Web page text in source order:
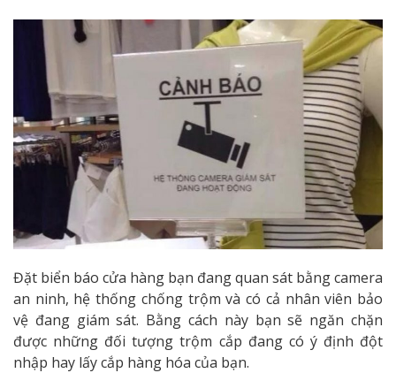
Đặt biển báo cửa hàng bạn đang quan sát bằng camera
an ninh, hệ thống chống trộm và có cả nhân viên bảo
vệ đang giám sát. Bằng cách này bạn sẽ ngăn chặn
được những đối tượng trộm cắp đang có ý định đột
nhập hay lấy cắp hàng hóa của bạn.